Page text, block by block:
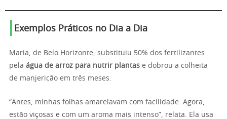
Exemplos Práticos no Dia a Dia
Maria, de Belo Horizonte, substituiu 50% dos fertilizantes
pela água de arroz para nutrir plantas e dobrou a colheita
de manjericão em três meses.
“Antes, minhas folhas amarelavam com facilidade. Agora,
estão viçosas e com um aroma mais intenso”, relata. Ela usa